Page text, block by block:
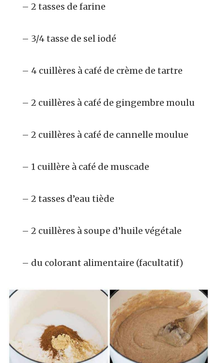
– 2 tasses de farine
– 3/4 tasse de sel iodé
– 4 cuillères à café de crème de tartre
– 2 cuillères à café de gingembre moulu
– 2 cuillères à café de cannelle moulue
– 1 cuillère à café de muscade
– 2 tasses d’eau tiède
– 2 cuillères à soupe d’huile végétale
– du colorant alimentaire (facultatif)